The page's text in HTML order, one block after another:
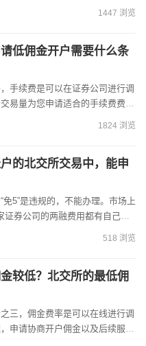
户需年满18周岁，并...
1447 浏览
低佣金开户需要什么条
手续费是可以在证券公司进行调
易量为您申请适合的手续费费
的客户经理，让线上的客...
1824 浏览
的北交所交易中，能申
5”是违规的，不能办理。市场上
券公司的两融费用都有自己的
调整，低利率是需...
518 浏览
较低？北交所的最低佣
三，佣金费率是可以在线进行调
申请协商开户佣金以及后续服
与开户经理协商好佣金再...